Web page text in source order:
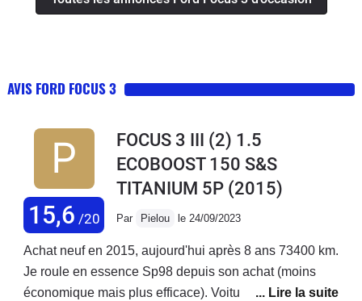
AVIS FORD FOCUS 3
15,6 /20
FOCUS 3 III (2) 1.5
ECOBOOST 150 S&S
TITANIUM 5P (2015)
Par Pielou le 24/09/2023
Achat neuf en 2015, aujourd'hui après 8 ans 73400 km.
Je roule en essence Sp98 depuis son achat (moins
économique mais plus efficace). Voiture qui tient très